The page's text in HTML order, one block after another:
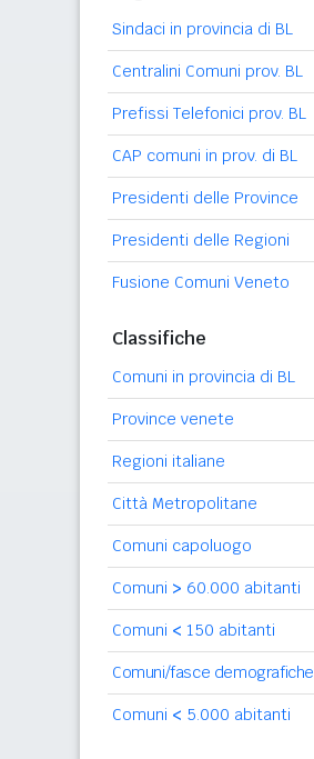
Sindaci in provincia di BL
Centralini Comuni prov. BL
Prefissi Telefonici prov. BL
CAP comuni in prov. di BL
Presidenti delle Province
Presidenti delle Regioni
Fusione Comuni Veneto
Classifiche
Comuni in provincia di BL
Province venete
Regioni italiane
Città Metropolitane
Comuni capoluogo
Comuni > 60.000 abitanti
Comuni < 150 abitanti
Comuni/fasce demografiche
Comuni < 5.000 abitanti